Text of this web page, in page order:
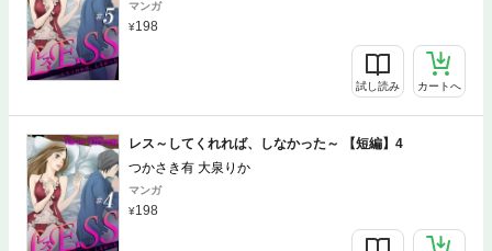
マンガ
198
試し読み カートへ
レス～してくれれば、しなかった～ 【短編】4
つかさき有 大泉りか
マンガ
198